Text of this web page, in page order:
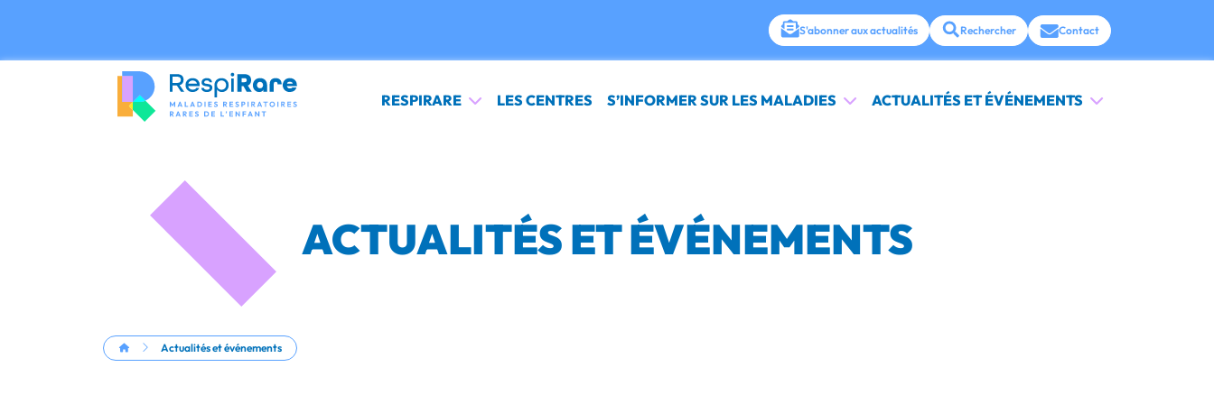
S'abonner aux actualités Rechercher Contact
RESPIRARE LES CENTRES S’INFORMER SUR LES MALADIES ACTUALITÉS ET ÉVÉNEMENTS
ACTUALITÉS ET ÉVÉNEMENTS
Actualités et événements